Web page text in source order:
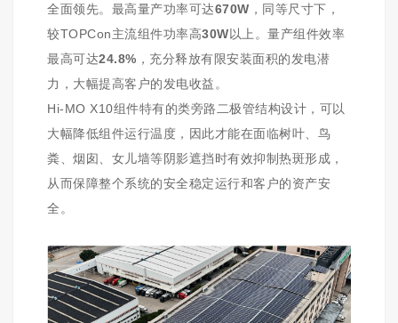
全面领先。最高量产功率可达670W ，同等尺寸下，
较TOPCon主流组件功率高30W以上。量产组件效率
最高可达24.8% ，充分释放有限安装面积的发电潜
力，大幅提高客户的发电收益。
Hi-MO X10组件特有的类旁路二极管结构设计，可以
大幅降低组件运行温度，因此才能在面临树叶、鸟
粪、烟囱、女儿墙等阴影遮挡时有效抑制热斑形成，
从而保障整个系统的安全稳定运行和客户的资产安
全。